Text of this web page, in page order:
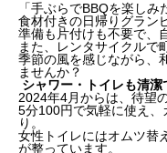
「手ぶらでBBQを楽しみ
食材付きの日帰りグラン
準備も片付けも不要で、
また、レンタサイクルで
季節の風を感じながら、
ませんか？
シャワー・トイレも清潔
2024年4月からは、待望
5分100円で気軽に使え
り。
女性トイレにはオムツ替
が整っています。